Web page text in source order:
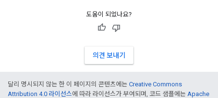
도움이 되었나요?
의견 보내기
달리 명시되지 않는 한 이 페이지의 콘텐츠에는 Creative Commons
Attribution 4.0 라이선스에 따라 라이선스가 부여되며, 코드 샘플에는 Apache